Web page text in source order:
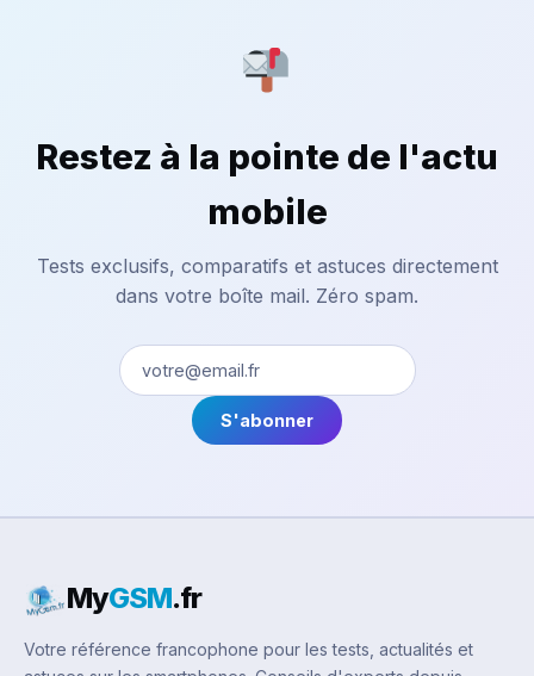
Restez à la pointe de l'actu
mobile
Tests exclusifs, comparatifs et astuces directement
dans votre boîte mail. Zéro spam.
S'abonner
MyGSM.fr
Votre référence francophone pour les tests, actualités et